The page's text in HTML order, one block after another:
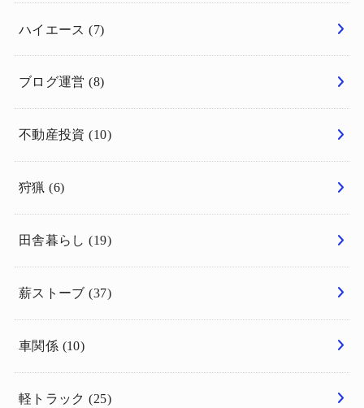
ハイエース(7)
ブログ運営(8)
不動産投資(10)
狩猟(6)
田舎暮らし(19)
薪ストーブ(37)
車関係 (10)
軽トラック(25)